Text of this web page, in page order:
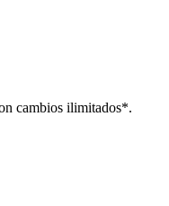
cambios ilimitados*.